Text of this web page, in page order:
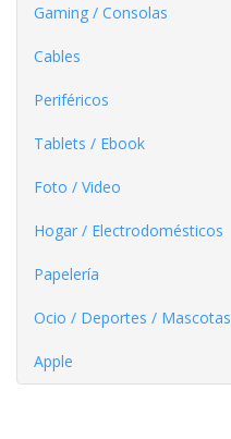
Gaming / Consolas
Cables
Periféricos
Tablets / Ebook
Foto / Video
Hogar / Electrodomésticos
Papelería
Ocio / Deportes / Mascotas
Apple